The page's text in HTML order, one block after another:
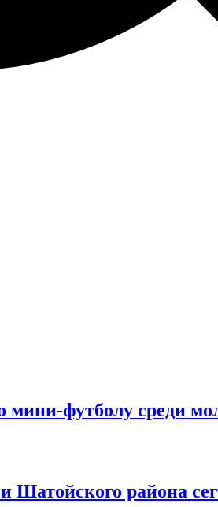
мини-футболу среди
Шатойского района